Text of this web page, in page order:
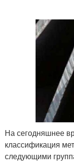
На сегодняшнее
классификация
следующими